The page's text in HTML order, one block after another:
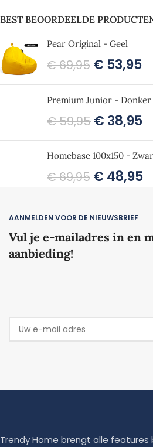
BEST BEOORDEELDE
Pear Original - Geel
€69,95 € 53,95
Premium Junior - Donker
€59,95 € 38,95
Homebase 100x150 -
€69,95 € 48,95
AANMELDEN VOOR DE NIEUWSBRIEF
Vul je e-mailadres in en
aanbieding!
Trendy Home brengt alle features